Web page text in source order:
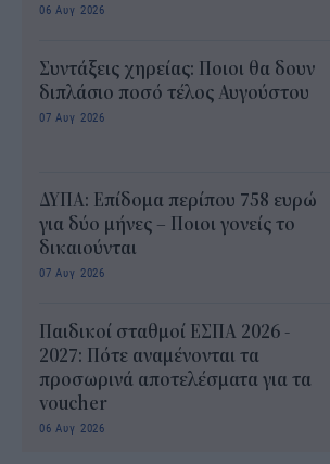
06 Αυγ 2026
Συντάξεις χηρείας: Ποιοι θα δουν
διπλάσιο ποσό τέλος Αυγούστου
07 Αυγ 2026
ΔΥΠΑ: Επίδομα περίπου 758 ευρώ
για δύο μήνες – Ποιοι γονείς το
δικαιούνται
07 Αυγ 2026
Παιδικοί σταθμοί ΕΣΠΑ 2026 -
2027: Πότε αναμένονται τα
προσωρινά αποτελέσματα για τα
voucher
06 Αυγ 2026